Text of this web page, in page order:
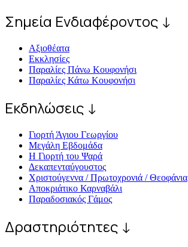
Σημεία Ενδιαφέροντος ↓
Αξιοθέατα
Εκκλησίες
Παραλίες Πάνω Κουφονήσι
Παραλίες Κάτω Κουφονήσι
Εκδηλώσεις ↓
Γιορτή Άγιου Γεωργίου
Μεγάλη Εβδομάδα
Η Γιορτή του Ψαρά
Δεκαπενταύγουστος
Χριστούγεννα / Πρωτοχρονιά / Θεοφάνια
Αποκριάτικο Καρναβάλι
Παραδοσιακός Γάμος
Δραστηριότητες ↓